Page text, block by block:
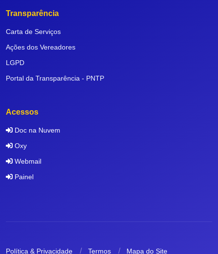
Transparência
Carta de Serviços
Ações dos Vereadores
LGPD
Portal da Transparência - PNTP
Acessos
Doc na Nuvem
Oxy
Webmail
Painel
Política & Privacidade Termos Mapa do Site